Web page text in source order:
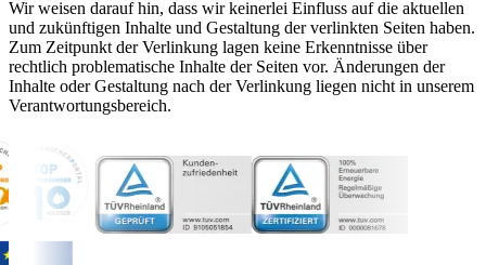
Wir weisen darauf hin, dass wir keinerlei Einfluss auf die aktuellen
und zukünftigen Inhalte und Gestaltung der verlinkten Seiten haben.
Zum Zeitpunkt der Verlinkung lagen keine Erkenntnisse über
rechtlich problematische Inhalte der Seiten vor. Änderungen der
Inhalte oder Gestaltung nach der Verlinkung liegen nicht in unserem
Verantwortungsbereich.